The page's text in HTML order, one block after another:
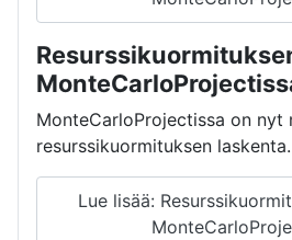
MonteCarloProjectissa on nyt
resurssikuormituksen laskenta.
Lue lisää: